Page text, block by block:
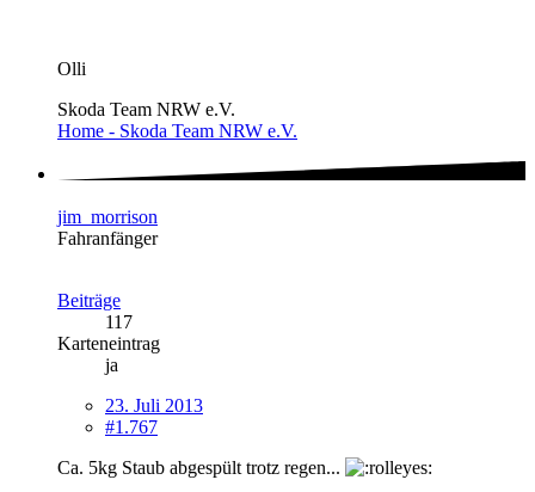
Olli
Skoda Team NRW e.V.
Home - Skoda Team NRW e.V.
jim_morrison
Fahranfänger
Beiträge
117
Karteneintrag
ja
23. Juli 2013
#1.767
Ca. 5kg Staub abgespült trotz regen...